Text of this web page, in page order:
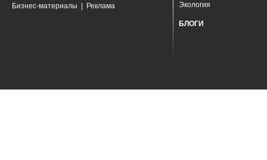
Бизнес-материалы Реклама
Экология
БЛОГИ